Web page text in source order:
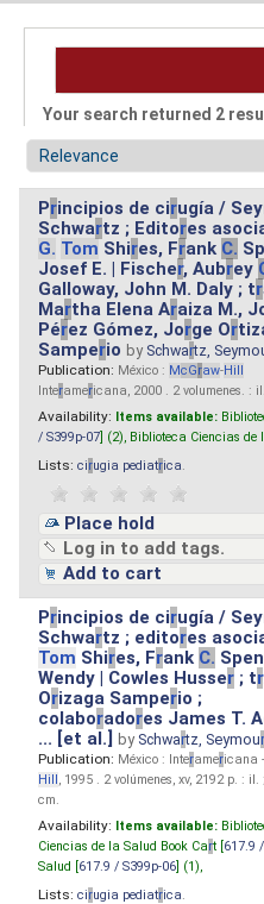
Your search returned 2
Principios de cirugía /
Schwartz ; Editores
G. Tom Shires, Frank C.
Josef E. | Fischer, Aubrey
Galloway, John M. Daly ; tr
Martha Elena Araiza M.,
Pérez Gómez, Jorge Or
Samperio by Schwartz,
Publication: México : McGraw-Hill
Interamericana, 2000 . 2 volumenes. :
Availability: Items available:
/ S399p-07 ] (2), Biblioteca Ciencias de
Lists: cirugia pediatrica
Place hold
Log in to add tags.
Add to cart
Principios de cirugía /
Schwartz ; editores
Tom Shires, Frank C.
Wendy | Cowles Husser ; tr
Orizaga Samperio ;
colaboradores James T.
... [et al.]by Schwartz, Seymour
Publication: México : Interamericana -
Hill, 1995 . 2 volúmenes, xv, 2192 p. :
cm.
Availability: Items available:
Ciencias de la Salud Book Cart [ 617.9
Salud [ 617.9 / S399p-06 ] (1),
Lists: cirugia pediatrica